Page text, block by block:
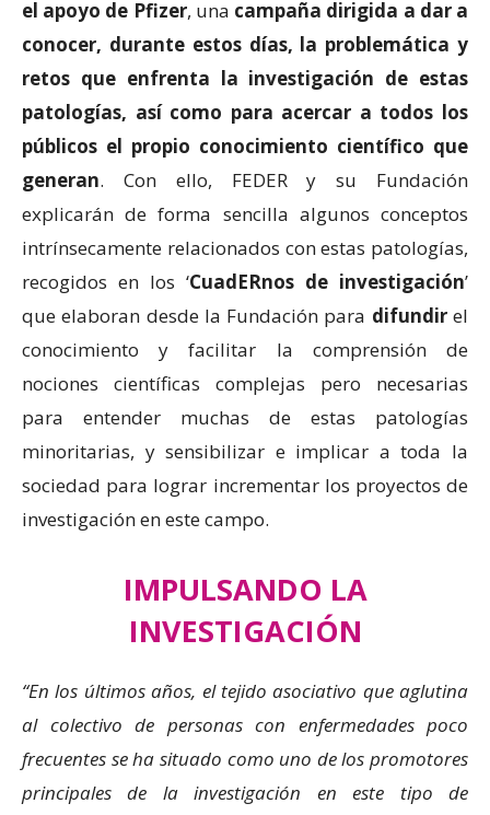
el apoyo de Pfizer, una campaña dirigida a dar a
conocer, durante estos días, la problemática y
retos que enfrenta la investigación de estas
patologías, así como para acercar a todos los
públicos el propio conocimiento científico que
generan. Con ello, FEDER y su Fundación
explicarán de forma sencilla algunos conceptos
intrínsecamente relacionados con estas patologías,
recogidos en los ‘CuadERnos de investigación’
que elaboran desde la Fundación para difundirel
conocimiento y facilitar la comprensión de
nociones científicas complejas pero necesarias
para entender muchas de estas patologías
minoritarias, y sensibilizar e implicar a toda la
sociedad para lograr incrementar los proyectos de
investigación en este campo.
IMPULSANDO LA
INVESTIGACIÓN
“En los últimos años, el tejido asociativo que aglutina
al colectivo de personas con enfermedades poco
frecuentes se ha situado como uno de los promotores
principales de la investigación en este tipo de